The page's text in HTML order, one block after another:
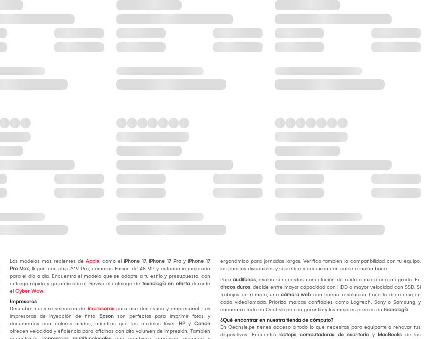
Los modelos más recientes de Apple, como el iPhone 17, iPhone 17 Proy iPhone 17
Pro Max, llegan con chip A19 Pro, cámaras Fusion de 48 MP y autonomía mejorada
para el día a día. Encuentra el modelo que se adapte a tu estilo y presupuesto, con
entrega rápida y garantía oficial. Revisa el catálogo de tecnología en ofertadurante
el Cyber Wow.
Impresoras
Descubre nuestra selección de impresoraspara uso doméstico y empresarial. Las
impresoras de inyección de tinta
Epson son perfectas para imprimir fotos y
documentos con colores nítidos, mientras que los modelos láser
HP y Canon
ofrecen velocidad y eficiencia para oficinas con alto volumen de impresión. También
ergonómico para jornadas largas. Verifica también la compatibilidad con tu equipo,
los puertos disponibles y si prefieres conexión con cable o inalámbrica.
Paraaudífonos, evalúa si necesitas cancelación de ruido o micrófono integrado. En
discos duros, decide entre mayor capacidad con HDD o mayor velocidad con SSD. Si
trabajas en remoto, unacámara webcon buena resolución hace la diferencia en
cada videollamada. Prioriza marcas confiables como Logitech, Sony o Samsung, y
encuentra todo en Oechsle.pe con garantía y los mejores precios entecnología.
¿Qué encontrar en nuestra tienda de cómputo?
En Oechsle.pe tienes acceso a todo lo que necesitas para equiparte o renovar tus
dispositivos. Encuentra
laptops,computadoras de escritorio y MacBooks de las